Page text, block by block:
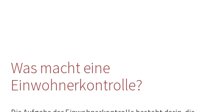
Was macht eine
Einwohnerkontrolle?